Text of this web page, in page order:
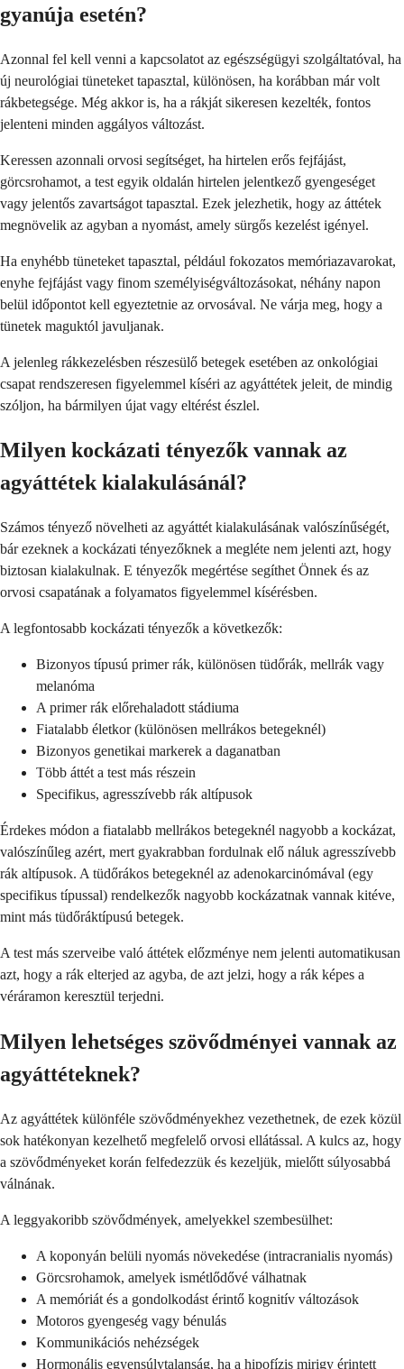
gyanúja esetén?
Azonnal fel kell venni a kapcsolatot az egészségügyi szolgáltatóval, ha
új neurológiai tüneteket tapasztal, különösen, ha korábban már volt
rákbetegsége. Még akkor is, ha a rákját sikeresen kezelték, fontos
jelenteni minden aggályos változást.
Keressen azonnali orvosi segítséget, ha hirtelen erős fejfájást,
görcsrohamot, a test egyik oldalán hirtelen jelentkező gyengeséget
vagy jelentős zavartságot tapasztal. Ezek jelezhetik, hogy az áttétek
megnövelik az agyban a nyomást, amely sürgős kezelést igényel.
Ha enyhébb tüneteket tapasztal, például fokozatos memóriazavarokat,
enyhe fejfájást vagy finom személyiségváltozásokat, néhány napon
belül időpontot kell egyeztetnie az orvosával. Ne várja meg, hogy a
tünetek maguktól javuljanak.
A jelenleg rákkezelésben részesülő betegek esetében az onkológiai
csapat rendszeresen figyelemmel kíséri az agyáttétek jeleit, de mindig
szóljon, ha bármilyen újat vagy eltérést észlel.
Milyen kockázati tényezők vannak az
agyáttétek kialakulásánál?
Számos tényező növelheti az agyáttét kialakulásának valószínűségét,
bár ezeknek a kockázati tényezőknek a megléte nem jelenti azt, hogy
biztosan kialakulnak. E tényezők megértése segíthet Önnek és az
orvosi csapatának a folyamatos figyelemmel kísérésben.
A legfontosabb kockázati tényezők a következők:
Bizonyos típusú primer rák, különösen tüdőrák, mellrák vagy
melanóma
A primer rák előrehaladott stádiuma
Fiatalabb életkor (különösen mellrákos betegeknél)
Bizonyos genetikai markerek a daganatban
Több áttét a test más részein
Specifikus, agresszívebb rák altípusok
Érdekes módon a fiatalabb mellrákos betegeknél nagyobb a kockázat,
valószínűleg azért, mert gyakrabban fordulnak elő náluk agresszívebb
rák altípusok. A tüdőrákos betegeknél az adenokarcinómával (egy
specifikus típussal) rendelkezők nagyobb kockázatnak vannak kitéve,
mint más tüdőráktípusú betegek.
A test más szerveibe való áttétek előzménye nem jelenti automatikusan
azt, hogy a rák elterjed az agyba, de azt jelzi, hogy a rák képes a
véráramon keresztül terjedni.
Milyen lehetséges szövődményei vannak az
agyáttéteknek?
Az agyáttétek különféle szövődményekhez vezethetnek, de ezek közül
sok hatékonyan kezelhető megfelelő orvosi ellátással. A kulcs az, hogy
a szövődményeket korán felfedezzük és kezeljük, mielőtt súlyosabbá
válnának.
A leggyakoribb szövődmények, amelyekkel szembesülhet:
A koponyán belüli nyomás növekedése (intracranialis nyomás)
Görcsrohamok, amelyek ismétlődővé válhatnak
A memóriát és a gondolkodást érintő kognitív változások
Motoros gyengeség vagy bénulás
Kommunikációs nehézségek
Hormonális egyensúlytalanság, ha a hipofízis mirigy érintett